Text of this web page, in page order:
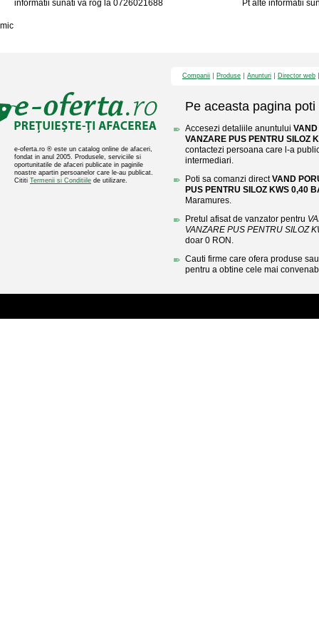
informatii sunati va rog la 0726021688 Pt alte informatii
mic
e-oferta.ro ® este un catalog online de afaceri,
fondat in anul 2005. Produsele, serviciile si
oportunitatile de afaceri publicate in paginile
noastre apartin persoanelor care le-au publicat.
Cititi Termenii si Conditiile de utilizare.
Companii Produse Anunturi Director web
Pe aceasta pagina poti
Accesezi detaliile anuntului
VANZARE PUS PENTRU SILOZ
contactezi persoana care l-a
intermediari.
Poti sa comanzi directVAND
PUS PENTRU SILOZ KWS 0,40
Maramures.
Pretul afisat de vanzator pentru
VANZARE PUS PENTRU SILOZ
doar 0 RON.
Cauti firme care ofera produse
pentru a obtine cele mai